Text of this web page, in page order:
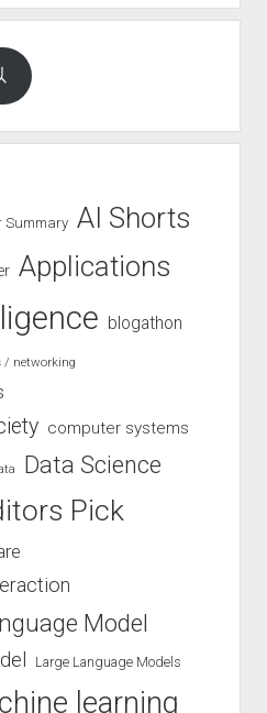
Summary AI Shorts
Applications
blogathon
networking
computer systems
Data Science
Pick
Model
Large Language Models
learning